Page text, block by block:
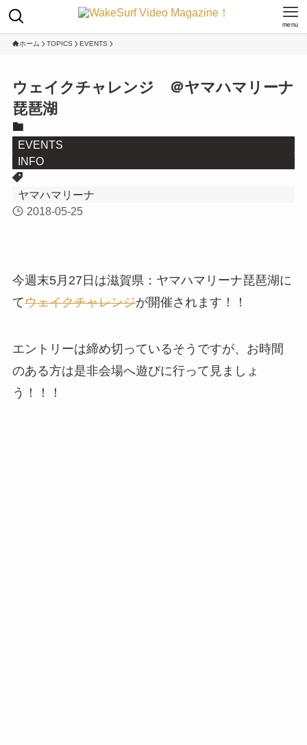
menu
ホーム TOPICS EVENTS
ウェイクチャレンジ ＠ヤマハマリーナ
琵琶湖
EVENTS
INFO
ヤマハマリーナ
2018-05-25
今週末5月27日は滋賀県：ヤマハマリーナ琵琶湖に
てウェイクチャレンジが開催されます！！
エントリーは締め切っているそうですが、お時間
のある方は是非会場へ遊びに行って見ましょ
う！！！